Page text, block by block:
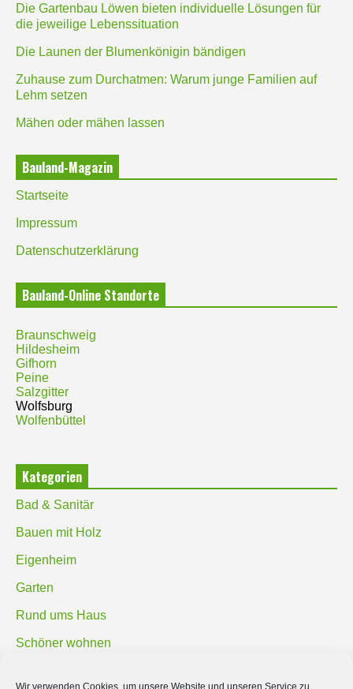
Wir verwenden Cookies, um unsere Website und unseren Service zu
Die Gartenbau Löwen bieten individuelle Lösungen für
die jeweilige Lebenssituation
Die Launen der Blumenkönigin bändigen
Zuhause zum Durchatmen: Warum junge Familien auf
Lehm setzen
Mähen oder mähen lassen
Bauland-Magazin
Startseite
Impressum
Datenschutzerklärung
Bauland-Online Standorte
Braunschweig
Hildesheim
Gifhorn
Peine
Salzgitter
Wolfsburg
Wolfenbüttel
Kategorien
Bad & Sanitär
Bauen mit Holz
Eigenheim
Garten
Rund ums Haus
Schöner wohnen